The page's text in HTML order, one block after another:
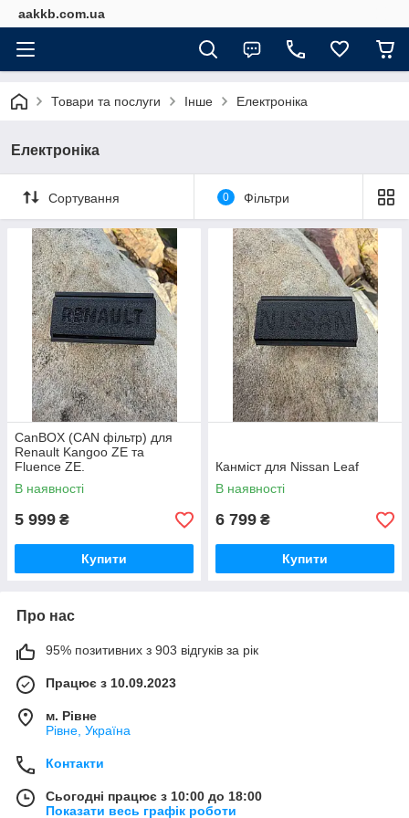
aakkb.com.ua
Товари та послуги Інше Електроніка
Електроніка
Сортування 0 Фільтри
CanBOX (CAN фільтр) для
Renault Kangoo ZE та
Fluence ZE.
В наявності
5 999 ₴
Купити
Канміст для Nissan Leaf
В наявності
6 799 ₴
Купити
Про нас
95% позитивних з 903 відгуків за рік
Працює з 10.09.2023
м. Рівне
Рівне, Україна
Контакти
Сьогодні працює з 10:00 до 18:00
Показати весь графік роботи